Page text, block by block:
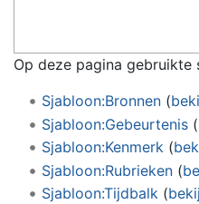
Op deze pagina gebruikte
Sjabloon:Bronnen(
Sjabloon:Gebeurtenis(
Sjabloon:Kenmerk(
Sjabloon:Rubrieken(
Sjabloon:Tijdbalk(